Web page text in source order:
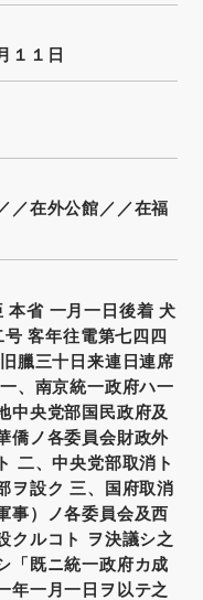
１１日
／在外公館／／在福
本省 一月一日後着 犬
客年往電第七四四
臘三十日来連日連席
、南京統一政府ハ一
中央党部国民政府及
僑ノ各委員会財政外
二、中央党部取消ト
ヲ設ク 三、国府取消
事）ノ各委員会及西
クルコト ヲ決議シ之
「既ニ統一政府カ成
年一月一日ヲ以テ之